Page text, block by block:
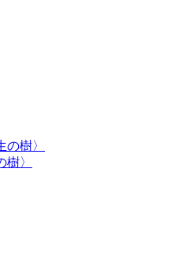
〉